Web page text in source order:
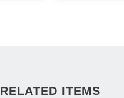
RELATED ITEMS